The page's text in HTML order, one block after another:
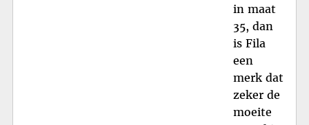
in maat
35, dan
is Fila
een
merk dat
zeker de
moeite